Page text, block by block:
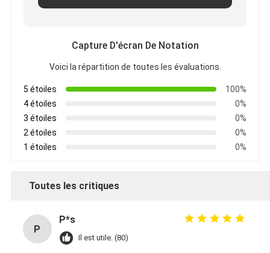
Capture D'écran De Notation
Voici la répartition de toutes les évaluations.
5 étoiles
100%
4 étoiles
0%
3 étoiles
0%
2 étoiles
0%
1 étoiles
0%
Toutes les critiques
P
P*s
Il est utile. (80)